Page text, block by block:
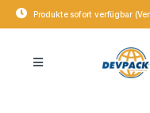
Produkte sofort verfügbar